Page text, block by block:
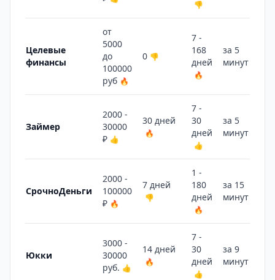
👎
Целевые
финансы
от
5000
до
100000
руб 🔥
0 👎
7 -
168
дней
🔥
за 5
минут
Займер
2000 -
30000
₽ 👍
30 дней
🔥
7 -
30
дней
👍
за 5
минут
СрочноДеньги
2000 -
100000
₽ 🔥
7 дней
👎
1 -
180
дней
🔥
за 15
минут
Юкки
3000 -
30000
руб. 👍
14 дней
🔥
7 -
30
дней
👍
за 9
минут